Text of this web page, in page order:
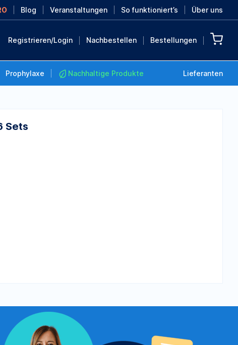
Blog Veranstaltungen So funktioniert’s Über uns
Registrieren/Login Nachbestellen Bestellungen
Prophylaxe Nachhaltige Produkte Lieferanten
Sets